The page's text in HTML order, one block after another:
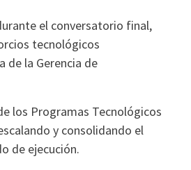
el conversatorio final,
tecnológicos
de la Gerencia de
los Programas Tecnológicos
y consolidando el
de ejecución.